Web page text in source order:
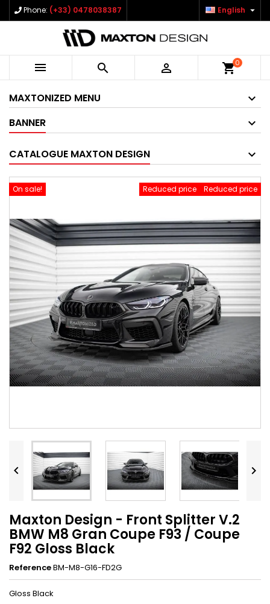
Phone: (+33) 0478038387 English 
   shopping_cart0
MAXTONIZED MENU
BANNER
CATALOGUE MAXTON DESIGN
On sale! Reduced price
Reduced price
 
Maxton Design - Front Splitter V.2
BMW M8 Gran Coupe F93 / Coupe
F92 Gloss Black
ReferenceBM-M8-G16-FD2G
Gloss Black